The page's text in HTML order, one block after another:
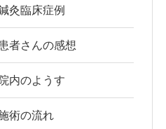
灸臨床症例
者さんの感想
院内のようす
術の流れ